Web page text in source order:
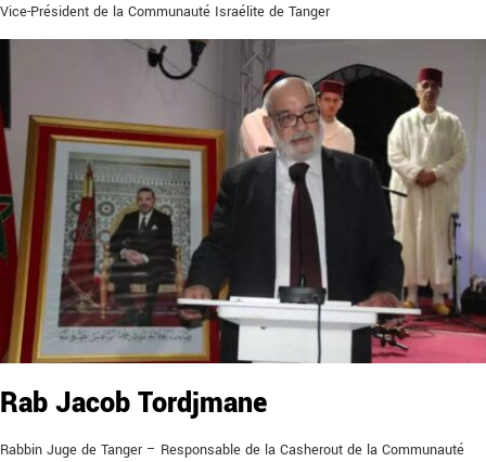
Vice-Président de la Communauté Israélite de Tanger
Rab Jacob Tordjmane
Rabbin Juge de Tanger – Responsable de la Casherout de la Communauté